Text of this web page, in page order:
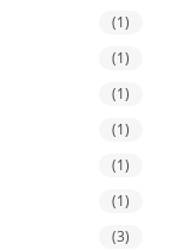
(1)
(1)
(1)
(1)
(1)
(1)
(3)